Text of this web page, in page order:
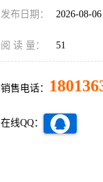
发布日期： 2026-08-06
阅 读 量： 51
销售电话：
在线QQ：